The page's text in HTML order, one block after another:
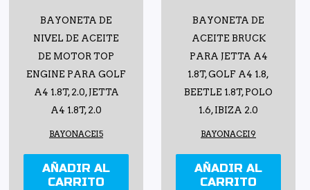
BAYONETA DE
NIVEL DE ACEITE
DE MOTOR TOP
ENGINE PARA GOLF
A4 1.8T, 2.0, JETTA
A4 1.8T, 2.0
BAYONACEI5
AÑADIR AL
CARRITO
BAYONETA DE
ACEITE BRUCK
PARA JETTA A4
1.8T, GOLF A4 1.8,
BEETLE 1.8T, POLO
1.6, IBIZA 2.0
BAYONACEI9
AÑADIR AL
CARRITO